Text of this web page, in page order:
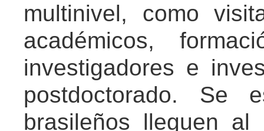
multinivel, como
académicos,
investigadores e
postdoctorado. Se
brasileños lleguen al